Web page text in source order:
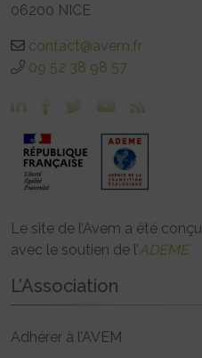
06200 NICE
contact@avem.fr
09 52 38 98 57
Le site de l’Avem a été conçu
avec le soutien de l’ADEME
L’Association
Adhérer à l’AVEM